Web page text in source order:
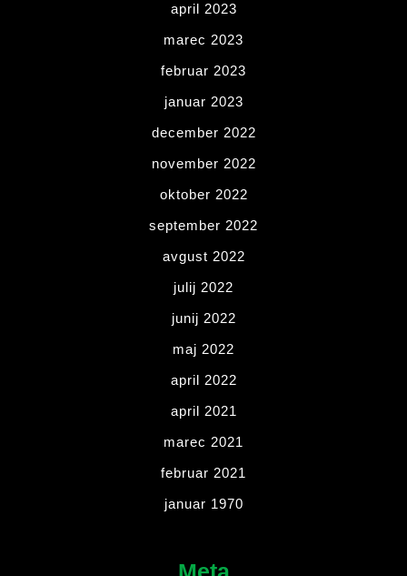
april 2023
marec 2023
februar 2023
januar 2023
december 2022
november 2022
oktober 2022
september 2022
avgust 2022
julij 2022
junij 2022
maj 2022
april 2022
april 2021
marec 2021
februar 2021
januar 1970